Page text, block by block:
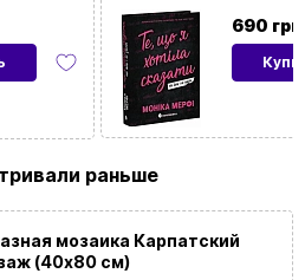
690 грн
раньше
мозаика Карпатский
(40х80 см)